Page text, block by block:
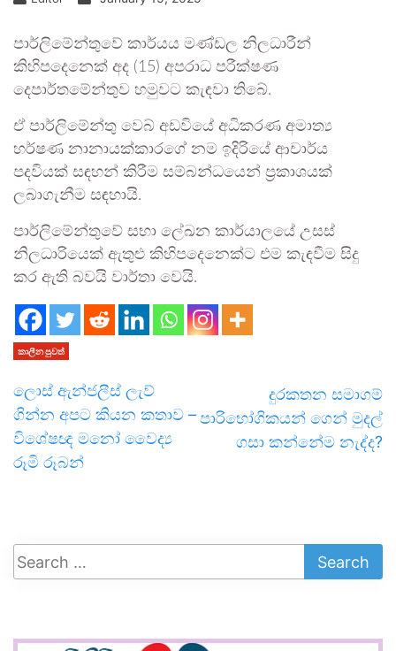
පාර්ලිමේන්තුවේ කාර්යය මණ්ඩල නිලධාරීන්
කිහිපදෙනෙක් අද (15) අපරාධ පරීක්ෂණ
දෙපාර්තමේන්තුව හමුවට කැඳවා තිබේ.
ඒ පාර්ලිමේන්තු වෙබ් අඩවියේ අධිකරණ අමාත්‍ය
හර්ෂණ නානායක්කාරගේ නම ඉදිරියේ ආචාර්ය
පදවියක් සඳහන් කිරීම සම්බන්ධයෙන් ප්‍රකාශයක්
ලබාගැනීම සඳහායි.
පාර්ලිමේන්තුවේ සභා ලේඛන කාර්යාලයේ උසස්
නිලධාරියෙක් ඇතුළු කිහිපදෙනෙක්ට එම කැඳවීම සිදු
කර ඇති බවයි වාර්තා වෙයි.
කාලීන පුවත්
ලොස් ඇන්ජලීස් ලැව්
ගින්න අපට කියන කතාව –
විශේෂඥ මනෝ වෛද්‍ය
රූමි රූබන්
දුරකතන සමාගම්
පාරිභෝගිකයන් ගෙන් මුදල්
ගසා කන්නේම නැද්ද?